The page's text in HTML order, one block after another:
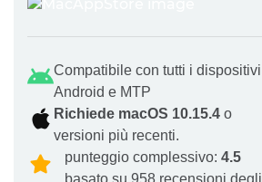
Compatibile con tutti i dispositivi
Android e MTP
Richiede macOS 10.15.4 o
versioni più recenti.
punteggio complessivo: 4.5
basato su 958 recensioni degli